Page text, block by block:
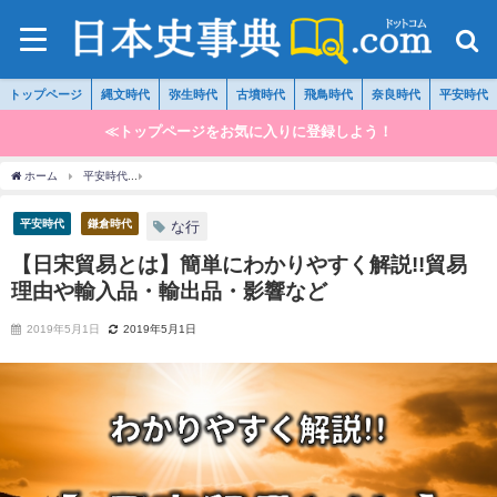
トップページ 縄文時代 弥生時代 古墳時代 飛鳥時代 奈良時代 平安時代
≪トップページをお気に入りに登録しよう！
ホーム 平安時代
平安時代 鎌倉時代 な行
【日宋貿易とは】簡単にわかりやすく解説!!貿易
理由や輸入品・輸出品・影響など
2019年5月1日 2019年5月1日